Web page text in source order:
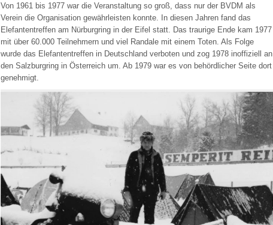
Von 1961 bis 1977 war die Veranstaltung so groß, dass nur der BVDM als
Verein die Organisation gewährleisten konnte. In diesen Jahren fand das
Elefantentreffen am Nürburgring in der Eifel statt. Das traurige Ende kam 1977
mit über 60.000 Teilnehmern und viel Randale mit einem Toten. Als Folge
wurde das Elefantentreffen in Deutschland verboten und zog 1978 inoffiziell an
den Salzburgring in Österreich um. Ab 1979 war es von behördlicher Seite dort
genehmigt.